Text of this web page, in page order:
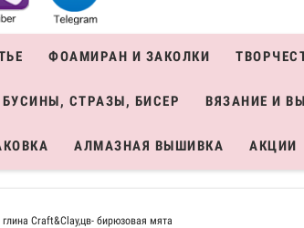
ФОАМИРАН И ЗАКОЛКИ
БУСИНЫ, СТРАЗЫ, БИСЕР ВЯЗАНИЕ И
АЛМАЗНАЯ ВЫШИВКА АКЦИИ
Craft&Clay,цв- бирюзовая мята